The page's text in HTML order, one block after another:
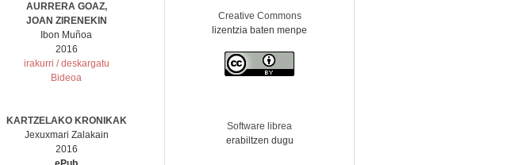
AURRERA GOAZ,
JOAN ZIRENEKIN
Ibon Muñoa
2016
irakurri / deskargatu
Bideoa
KARTZELAKO KRONIKAK
Jexuxmari Zalakain
2016
Creative Commons
lizentzia baten menpe
Software librea
erabiltzen dugu